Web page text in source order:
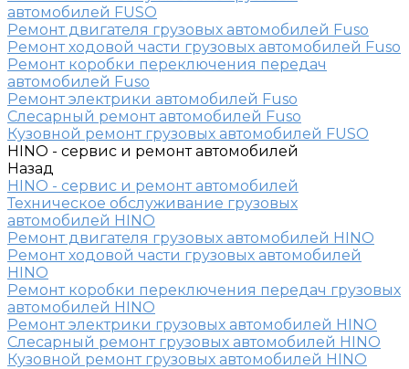
автомобилей FUSO
Ремонт двигателя грузовых автомобилей Fuso
Ремонт ходовой части грузовых автомобилей Fuso
Ремонт коробки переключения передач
автомобилей Fuso
Ремонт электрики автомобилей Fuso
Слесарный ремонт автомобилей Fuso
Кузовной ремонт грузовых автомобилей FUSO
HINO - сервис и ремонт автомобилей
Назад
HINO - сервис и ремонт автомобилей
Техническое обслуживание грузовых
автомобилей HINO
Ремонт двигателя грузовых автомобилей HINO
Ремонт ходовой части грузовых автомобилей
HINO
Ремонт коробки переключения передач грузовых
автомобилей HINO
Ремонт электрики грузовых автомобилей HINO
Слесарный ремонт грузовых автомобилей HINO
Кузовной ремонт грузовых автомобилей HINO